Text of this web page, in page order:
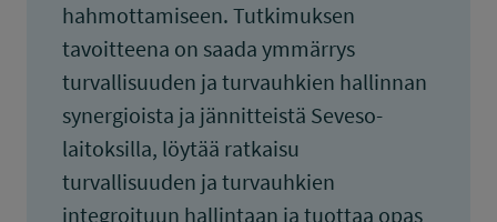
hahmottamiseen. Tutkimuksen
tavoitteena on saada ymmärrys
turvallisuuden ja turvauhkien hallinnan
synergioista ja jännitteistä Seveso-
laitoksilla, löytää ratkaisu
turvallisuuden ja turvauhkien
integroituun hallintaan ja tuottaa opas